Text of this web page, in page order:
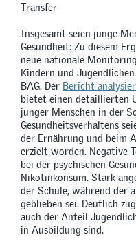
Transfer
Insgesamt seien junge
Gesundheit: Zu diesem
neue nationale
Kindern und
BAG. Der Bericht
bietet einen detaillierten
junger Menschen in der
Gesundheitsverhaltens
der Ernährung und beim
erzielt worden. Negative
bei der psychischen
Nikotinkonsum. Stark
der Schule, während der
geblieben sei. Deutlich
auch der Anteil
in Ausbildung sind.